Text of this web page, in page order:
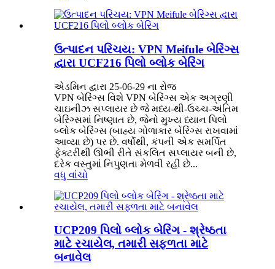
ઉત્પાદન પરિચય: VPN Meifule બેરિંગ્સ
દ્વારા UCF216 પિલો બ્લોક બેરિંગ
એડમિન દ્વારા 25-06-29 ના રોજ
VPN બેરિંગ્સ વિશે VPN બેરિંગ્સ એક અગ્રણી
ચાઇનીઝ સપ્લાયર છે જે મધ્ય-થી-ઉચ્ચ-અંતિમ
બેરિંગ્સમાં નિષ્ણાત છે, જેનો મુખ્ય ધ્યાન પિલો
બ્લોક બેરિંગ્સ (બાહ્ય ગોળાકાર બેરિંગ્સ રાખવામાં
આવ્યા છે) પર છે. વર્ષોથી, કંપની એક સમર્પિત
ફેક્ટરીથી ઊભી રીતે સંકલિત સપ્લાયર બની છે,
દરેક વસ્તુમાં નિપુણતા મેળવી રહી છે...
વધુ વાંચો
UCP209 પિલો બ્લોક બેરિંગ - શ્રેષ્ઠતા
માટે રચાયેલ, તમારી સફળતા માટે
બનાવેલ